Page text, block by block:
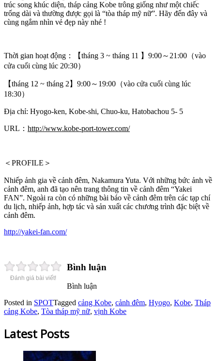
trúc song khúc diện, tháp cảng Kobe trông giống như một chiếc
trống dài và thường được gọi là “tòa tháp mỹ nữ”. Hãy đến đây và
cùng ngắm nhìn vẻ đẹp này nhé !
Thời gian hoạt động：【tháng 3 ~ tháng 11 】9:00～21:00（vào
cửa cuối cùng lúc 20:30）
【tháng 12 ~ tháng 2】9:00～19:00（vào cửa cuối cùng lúc
18:30）
Địa chỉ: Hyogo-ken, Kobe-shi, Chuo-ku, Hatobachou 5- 5
URL： http://www.kobe-port-tower.com/
＜PROFILE＞
Nhiếp ảnh gia về cảnh đêm, Nakamura Yuta. Với những bức ảnh về
cảnh đêm, anh đã tạo nên trang thông tin về cảnh đêm “Yakei
FAN”. Ngoài ra còn có những bài báo về cảnh đêm trên các tạp chí
du lịch, nhiếp ảnh, hợp tác và sản xuất các chương trình đặc biệt về
cảnh đêm.
http://yakei-fan.com/
Đánh giá bài viết!
Bình luận
Bình luận
Posted in SPOTTagged cảng Kobe, cảnh đêm, Hyogo, Kobe, Tháp
cảng Kobe, Tòa tháp mỹ nữ, vịnh Kobe
Latest Posts